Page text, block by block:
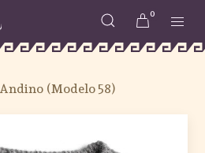
0
Andino (Modelo 58)